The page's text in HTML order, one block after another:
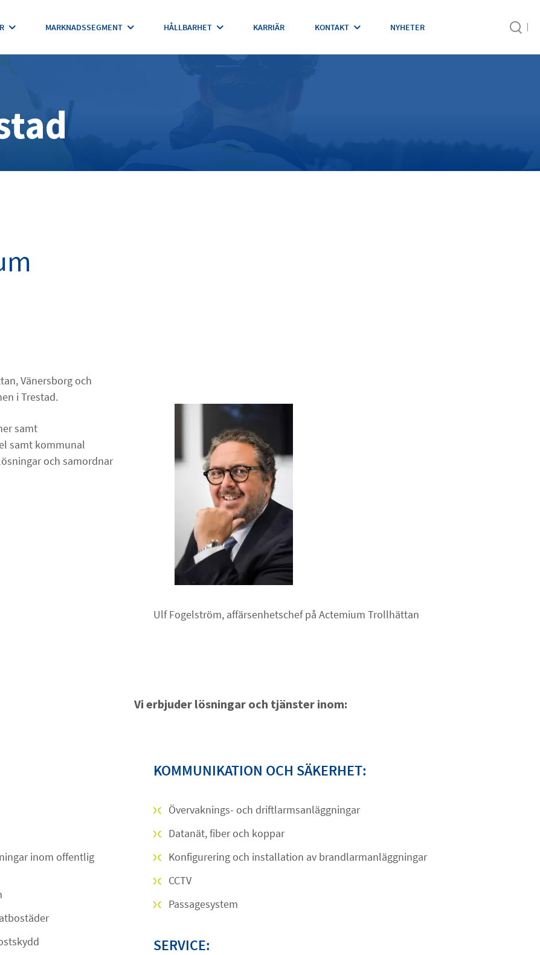
MARKNADSSEGMENT HÅLLBARHET KARRIÄR KONTAKT NYHETER
Vänersborg och
i Trestad.
samt
samt kommunal
och samordnar
Ulf Fogelström, affärsenhetschef på Actemium Trollhättan
Vi erbjuder lösningar och tjänster inom:
inom offentlig
KOMMUNIKATION OCH SÄKERHET:
Övervaknings- och driftlarmsanläggningar
Datanät, fiber och koppar
Konfigurering och installation av brandlarmanläggningar
CCTV
Passagesystem
SERVICE: